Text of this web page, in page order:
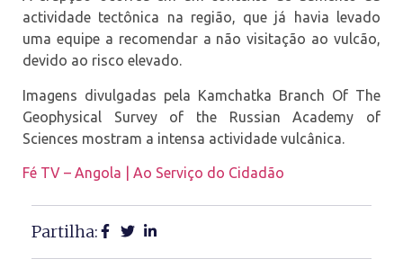
actividade tectônica na região, que já havia levado
uma equipe a recomendar a não visitação ao vulcão,
devido ao risco elevado.
Imagens divulgadas pela Kamchatka Branch Of The
Geophysical Survey of the Russian Academy of
Sciences mostram a intensa actividade vulcânica.
Fé TV – Angola | Ao Serviço do Cidadão
Partilha: